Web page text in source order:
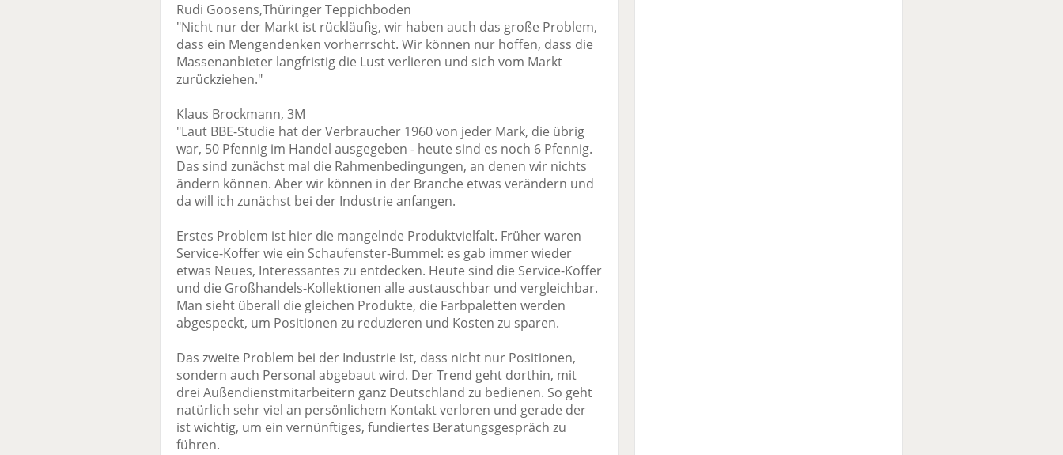
Rudi Goosens,Thüringer Teppichboden
"Nicht nur der Markt ist rückläufig, wir haben auch das große Problem,
dass ein Mengendenken vorherrscht. Wir können nur hoffen, dass die
Massenanbieter langfristig die Lust verlieren und sich vom Markt
zurückziehen."
Klaus Brockmann, 3M
"Laut BBE-Studie hat der Verbraucher 1960 von jeder Mark, die übrig
war, 50 Pfennig im Handel ausgegeben - heute sind es noch 6 Pfennig.
Das sind zunächst mal die Rahmenbedingungen, an denen wir nichts
ändern können. Aber wir können in der Branche etwas verändern und
da will ich zunächst bei der Industrie anfangen.
Erstes Problem ist hier die mangelnde Produktvielfalt. Früher waren
Service-Koffer wie ein Schaufenster-Bummel: es gab immer wieder
etwas Neues, Interessantes zu entdecken. Heute sind die Service-Koffer
und die Großhandels-Kollektionen alle austauschbar und vergleichbar.
Man sieht überall die gleichen Produkte, die Farbpaletten werden
abgespeckt, um Positionen zu reduzieren und Kosten zu sparen.
Das zweite Problem bei der Industrie ist, dass nicht nur Positionen,
sondern auch Personal abgebaut wird. Der Trend geht dorthin, mit
drei Außendienstmitarbeitern ganz Deutschland zu bedienen. So geht
natürlich sehr viel an persönlichem Kontakt verloren und gerade der
ist wichtig, um ein vernünftiges, fundiertes Beratungsgespräch zu
führen.